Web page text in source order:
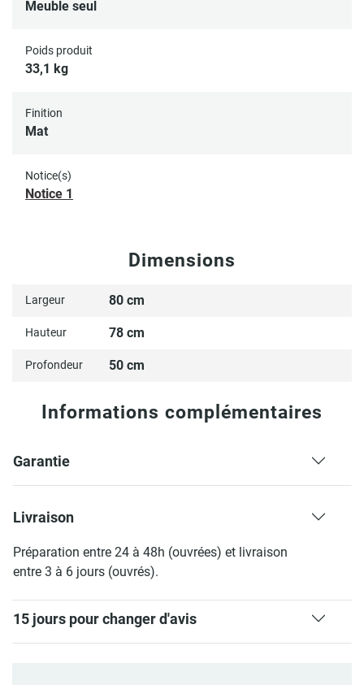
Meuble seul
Poids produit
33,1 kg
Finition
Mat
Notice(s)
Notice 1
Dimensions
Largeur 80 cm
Hauteur 78 cm
Profondeur 50 cm
Informations complémentaires
Garantie
Livraison
Préparation entre 24 à 48h (ouvrées) et livraison
entre 3 à 6 jours (ouvrés).
15 jours pour changer d'avis